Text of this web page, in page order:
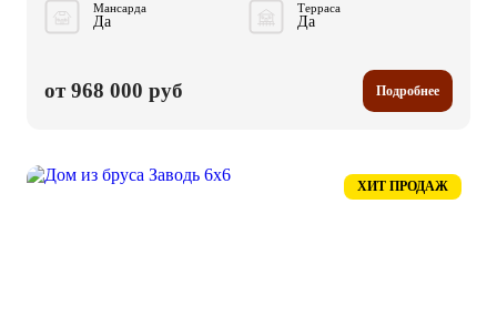
Мансарда
Да
Терраса
Да
от 968 000 руб Подробнее
ХИТ ПРОДАЖ